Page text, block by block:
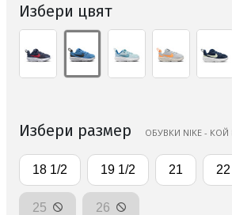
Избери цвят
Избери размер ОБУВКИ NIKE -
18 1/2 19 1/2 21 22
25 26